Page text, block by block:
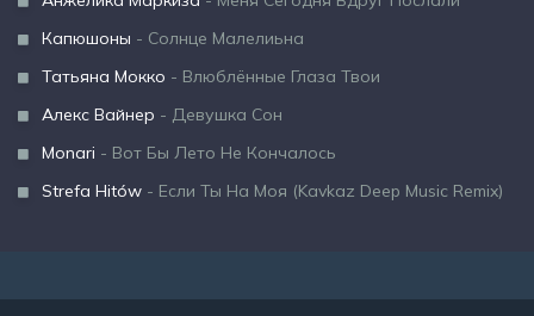
Капюшоны - Солнце Малелиьна
Татьяна Мокко - Влюблённые Глаза Твои
Алекс Вайнер - Девушка Сон
Monari - Вот Бы Лето Не Кончалось
Strefa Hitów - Если Ты На Моя (Kavkaz Deep Music Remix)